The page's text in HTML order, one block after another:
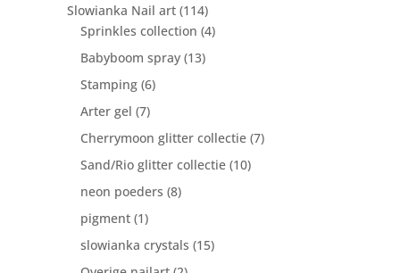
Slowianka Nail art (114)
Sprinkles collection (4)
Babyboom spray (13)
Stamping (6)
Arter gel (7)
Cherrymoon glitter collectie (7)
Sand/Rio glitter collectie (10)
neon poeders (8)
pigment (1)
slowianka crystals (15)